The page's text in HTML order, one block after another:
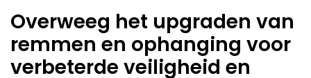
Overweeg het upgraden van
remmen en ophanging voor
verbeterde veiligheid en